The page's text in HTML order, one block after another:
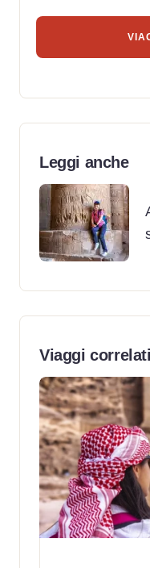
Leggi anche
Viaggi correlati